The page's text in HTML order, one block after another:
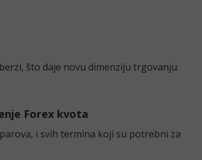
što daje novu dimenziju trgovanju.
Forex kvota
i svih termina koji su potrebni za